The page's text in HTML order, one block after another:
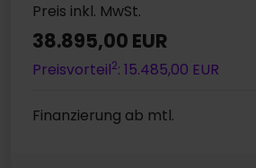
Preis inkl. MwSt.
38.895,00 EUR
Preisvorteil2: 15.485,00 EUR
Finanzierung ab mtl.